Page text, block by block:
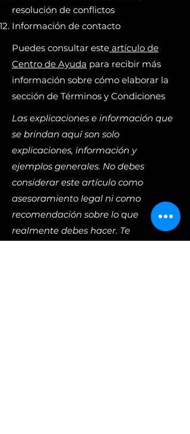
resolución de conflictos
Información de contacto
Puedes consultar este artículo de
Centro de Ayuda para recibir más
información sobre cómo elaborar la
sección de Términos y Condiciones
Las explicaciones e información que
se brindan aquí son solo
explicaciones, información y
ejemplos generales. No debes
considerar este artículo como
asesoramiento legal ni como
recomendación sobre lo que
realmente debes hacer. Te